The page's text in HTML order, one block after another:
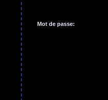
Mot de passe: